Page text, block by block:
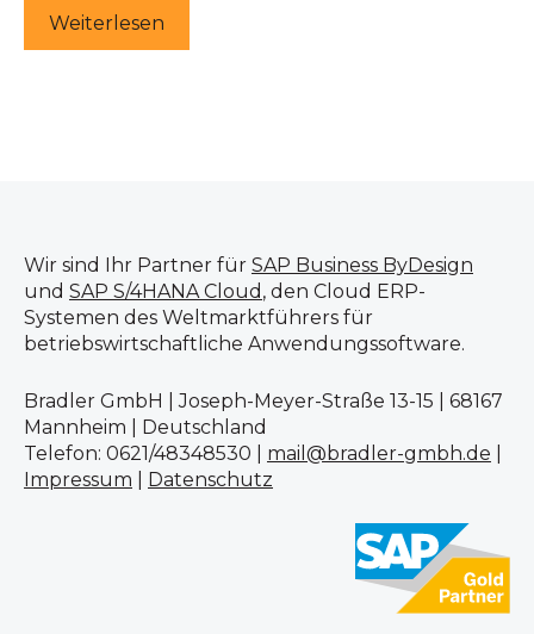
Weiterlesen
Wir sind Ihr Partner für SAP Business ByDesign
und SAP S/4HANA Cloud , den Cloud ERP-
Systemen des Weltmarktführers für
betriebswirtschaftliche Anwendungssoftware.
Bradler GmbH | Joseph-Meyer-Straße 13-15 | 68167
Mannheim | Deutschland
Telefon: 0621/48348530 | mail@bradler-gmbh.de
Impressum
Datenschutz